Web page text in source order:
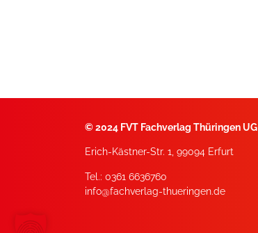
©2024 FVT Fachverlag Thüringen UG
Erich-Kästner-Str. 1, 99094 Erfurt
Tel.: 0361 6636760
info@fachverlag-thueringen.de